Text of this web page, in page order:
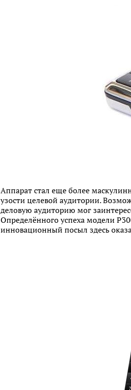
Аппарат стал еще более
узости целевой аудитории.
деловую аудиторию мог
Определённого успеха модели
инновационный посыл здесь